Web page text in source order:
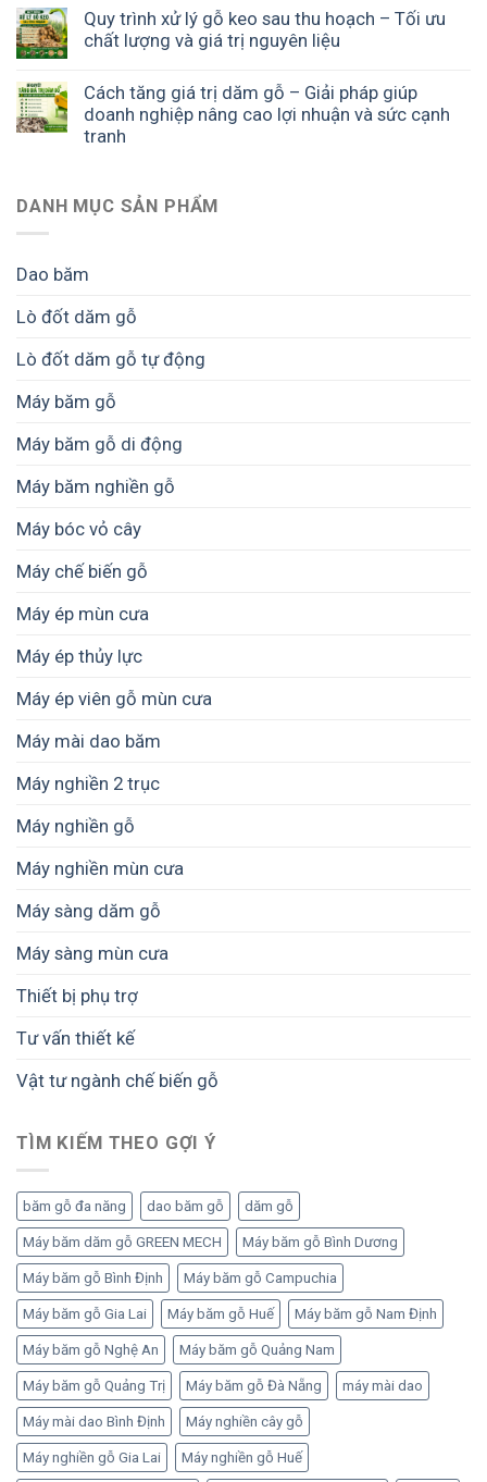
Quy trình xử lý gỗ keo sau thu hoạch – Tối ưu
chất lượng và giá trị nguyên liệu
Cách tăng giá trị dăm gỗ – Giải pháp giúp
doanh nghiệp nâng cao lợi nhuận và sức cạnh
tranh
DANH MỤC SẢN PHẨM
Dao băm
Lò đốt dăm gỗ
Lò đốt dăm gỗ tự động
Máy băm gỗ
Máy băm gỗ di động
Máy băm nghiền gỗ
Máy bóc vỏ cây
Máy chế biến gỗ
Máy ép mùn cưa
Máy ép thủy lực
Máy ép viên gỗ mùn cưa
Máy mài dao băm
Máy nghiền 2 trục
Máy nghiền gỗ
Máy nghiền mùn cưa
Máy sàng dăm gỗ
Máy sàng mùn cưa
Thiết bị phụ trợ
Tư vấn thiết kế
Vật tư ngành chế biến gỗ
TÌM KIẾM THEO GỢI Ý
băm gỗ đa năng dao băm gỗ dăm gỗ
Máy băm dăm gỗ GREEN MECH Máy băm gỗ Bình Dương
Máy băm gỗ Bình Định Máy băm gỗ Campuchia
Máy băm gỗ Gia Lai Máy băm gỗ Huế Máy băm gỗ Nam Định
Máy băm gỗ Nghệ An Máy băm gỗ Quảng Nam
Máy băm gỗ Quảng Trị Máy băm gỗ Đà Nẵng máy mài dao
Máy mài dao Bình Định Máy nghiền cây gỗ
Máy nghiền gỗ Gia Lai Máy nghiền gỗ Huế